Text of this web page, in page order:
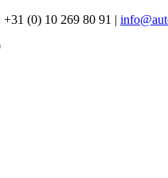
(0) 10 269 80 91 |